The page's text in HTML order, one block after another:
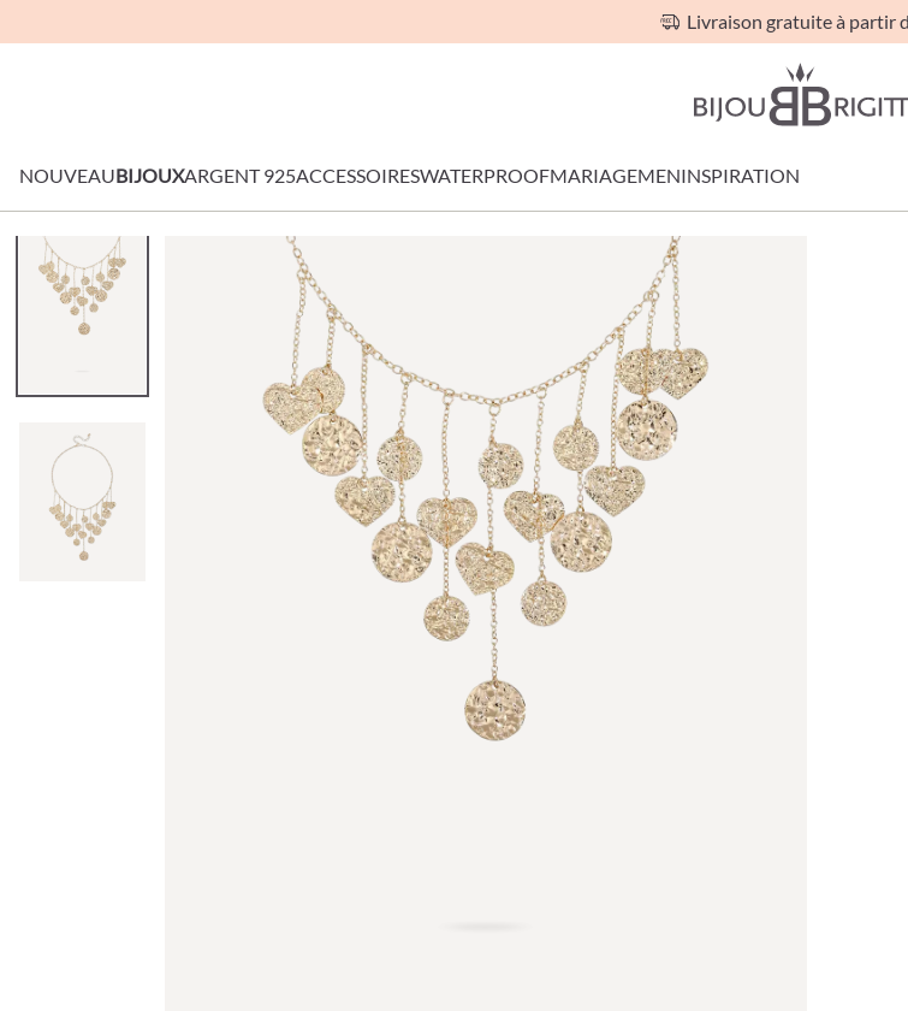
Livraison gratuite à partir
NOUVEAUBIJOUXARGENT 925ACCESSOIRESWATERPROOFMARIAGEMENINSPIRATION